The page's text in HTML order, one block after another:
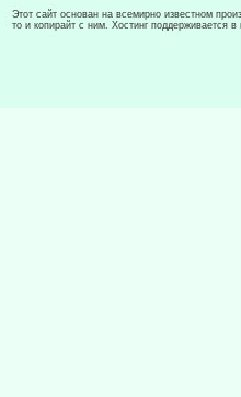
Этот сайт основан на всемирно известном
то и копирайт с ним. Хостинг поддерживается